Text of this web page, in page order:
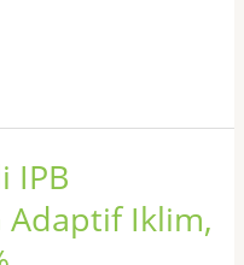
IPB
Adaptif Iklim,